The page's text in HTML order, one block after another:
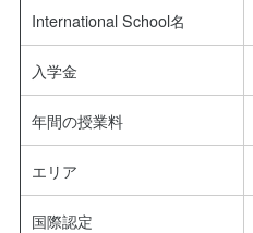
International School名
入学金
年間の授業料
エリア
国際認定